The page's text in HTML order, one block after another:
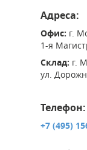
Адреса:
Офис: г.
1-я
Склад: г.
ул.
Телефон:
+7 (495)